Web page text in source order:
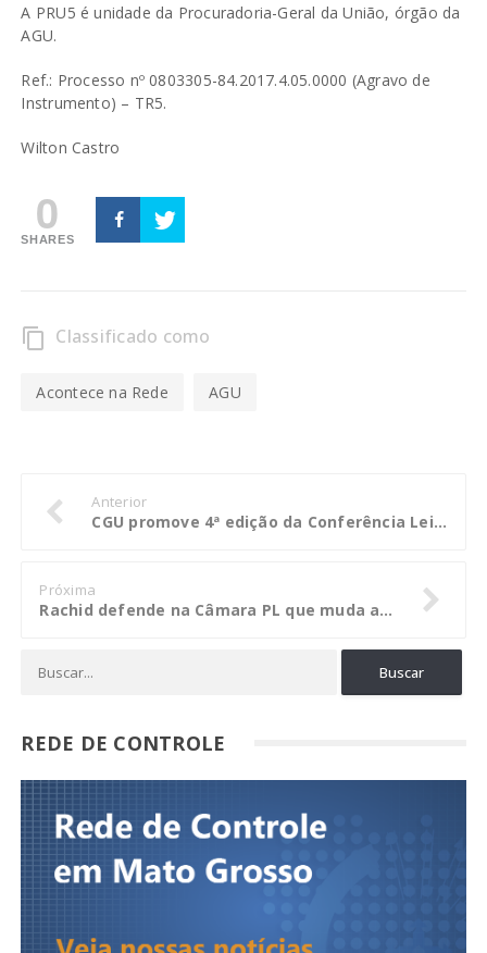
A PRU5 é unidade da Procuradoria-Geral da União, órgão da
AGU.
Ref.: Processo nº 0803305-84.2017.4.05.0000 (Agravo de
Instrumento) – TR5.
Wilton Castro
0
SHARES
content_copy Classificado como
Acontece na Rede AGU
Anterior
CGU promove 4ª edição da Conferência Lei Empresa Limpa
Próxima
Rachid defende na Câmara PL que muda a cobrança da Contribuição sobre a Receita Previdenciária
REDE DE CONTROLE